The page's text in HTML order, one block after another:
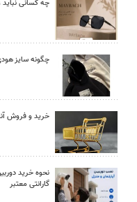
چه کسانی
چگونه سایز
خرید و فروش
نحوه خرید
گارانتی معتبر